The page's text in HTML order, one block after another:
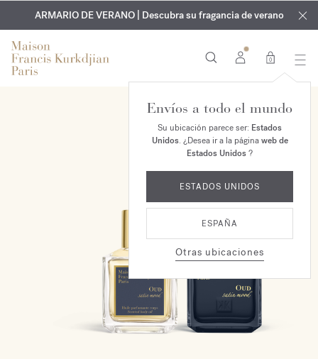
EXCLUSIVO | Descubra la nueva fragancia OUD
velvet mood
en su pedido*
GRABADO GRATUITO | En todas las fragancias y aceites
corporales hasta el 9 de agosto
ARMARIO DE VERANO | Descubra su fragancia de verano
0
Envíos a todo el mundo
Su ubicación parece ser: Estados
Unidos. ¿Desea ir a la páginaweb de
Estados Unidos?
ESTADOS UNIDOS
ESPAÑA
Otras ubicaciones
EXCLUSIVO EN LÍNEA